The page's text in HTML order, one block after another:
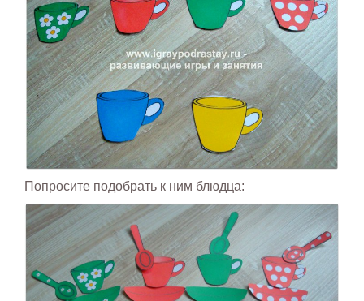
Попросите подобрать к ним блюдца: